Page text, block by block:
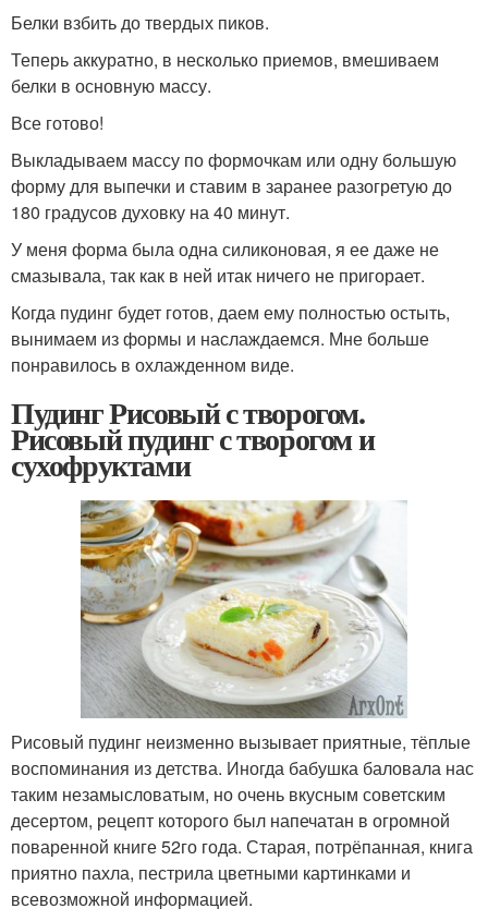
Белки взбить до твердых пиков.
Теперь аккуратно, в несколько приемов, вмешиваем
белки в основную массу.
Все готово!
Выкладываем массу по формочкам или одну большую
форму для выпечки и ставим в заранее разогретую до
180 градусов духовку на 40 минут.
У меня форма была одна силиконовая, я ее даже не
смазывала, так как в ней итак ничего не пригорает.
Когда пудинг будет готов, даем ему полностью остыть,
вынимаем из формы и наслаждаемся. Мне больше
понравилось в охлажденном виде.
Пудинг Рисовый с творогом.
Рисовый пудинг с творогом и
сухофруктами
Рисовый пудинг неизменно вызывает приятные, тёплые
воспоминания из детства. Иногда бабушка баловала нас
таким незамысловатым, но очень вкусным советским
десертом, рецепт которого был напечатан в огромной
поваренной книге 52го года. Старая, потрёпанная, книга
приятно пахла, пестрила цветными картинками и
всевозможной информацией.